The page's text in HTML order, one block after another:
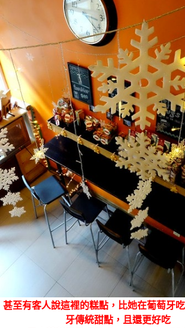
甚至有客人說這裡的糕點，比她在葡萄牙
牙傳統甜點，且還更好吃